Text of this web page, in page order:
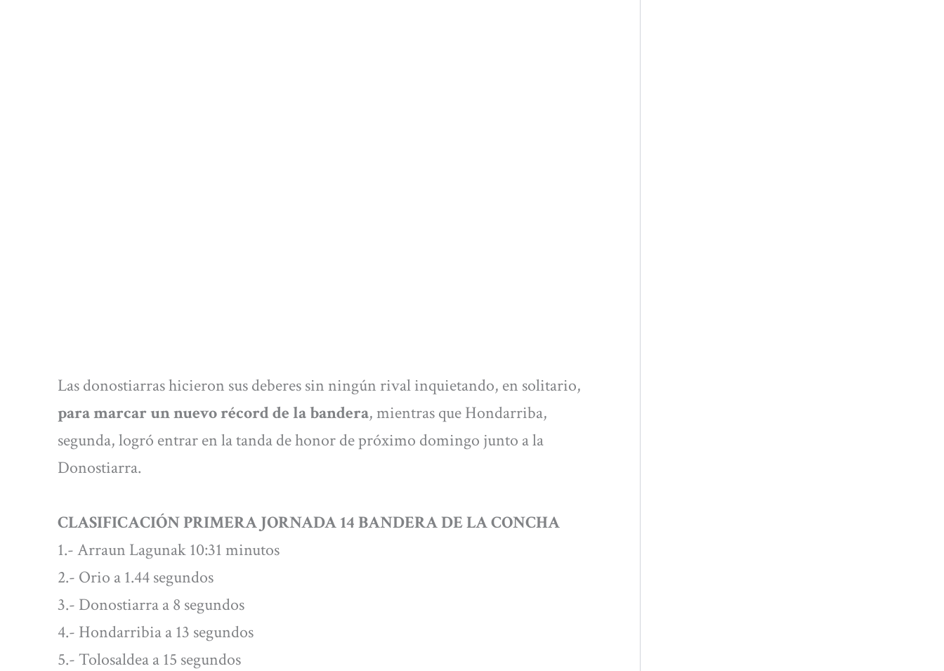
Las donostiarras hicieron sus deberes sin ningún rival inquietando, en solitario,
para marcar un nuevo récord de la bandera, mientras que Hondarriba,
segunda, logró entrar en la tanda de honor de próximo domingo junto a la
Donostiarra.
CLASIFICACIÓN PRIMERA JORNADA 14 BANDERA DE LA CONCHA
1.- Arraun Lagunak 10:31 minutos
2.- Orio a 1.44 segundos
3.- Donostiarra a 8 segundos
4.- Hondarribia a 13 segundos
5.- Tolosaldea a 15 segundos